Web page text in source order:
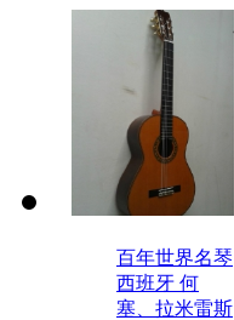
百年世界名琴
西班牙 何
塞、拉米雷斯